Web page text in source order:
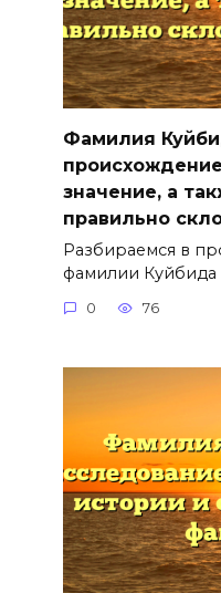
Фамилия
значение, а
правильно
Разбираемся в
фамилии Куйбида
0 76